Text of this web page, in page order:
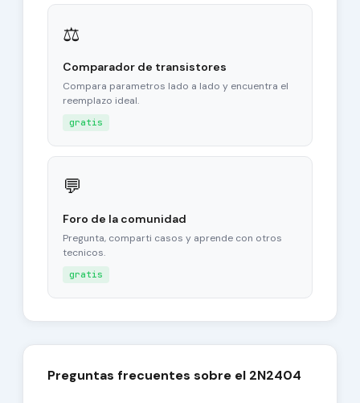
⚖
Comparador de transistores
Compara parametros lado a lado y encuentra el
reemplazo ideal.
gratis
💬
Foro de la comunidad
Pregunta, comparti casos y aprende con otros
tecnicos.
gratis
Preguntas frecuentes sobre el 2N2404